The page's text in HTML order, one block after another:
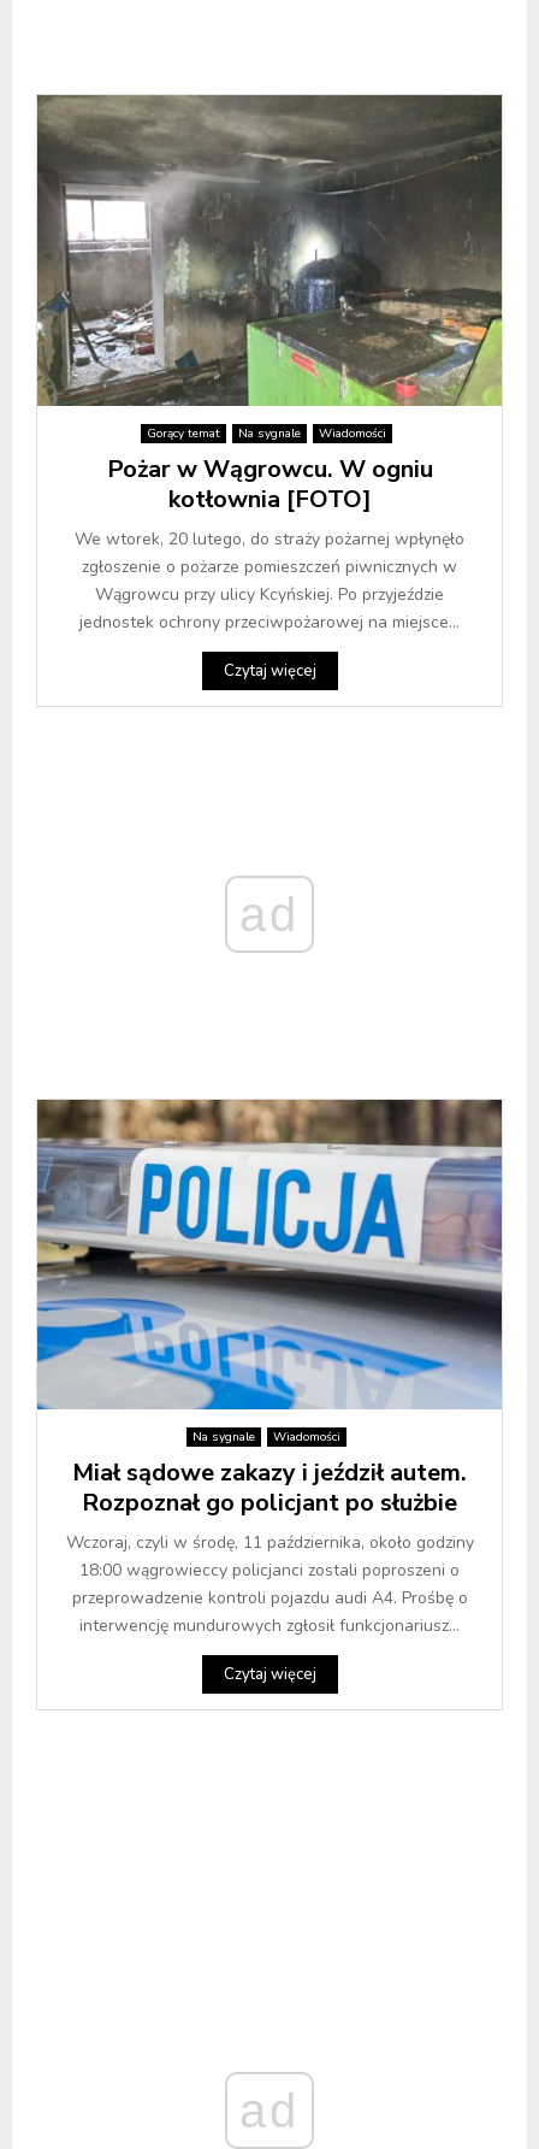
Gorący temat Na sygnale Wiadomości
Pożar w Wągrowcu. W ogniu
kotłownia [FOTO]
We wtorek, 20 lutego, do straży pożarnej wpłynęło
zgłoszenie o pożarze pomieszczeń piwnicznych w
Wągrowcu przy ulicy Kcyńskiej. Po przyjeździe
jednostek ochrony przeciwpożarowej na miejsce...
Czytaj więcej
ad
Na sygnale Wiadomości
Miał sądowe zakazy i jeździł autem.
Rozpoznał go policjant po służbie
Wczoraj, czyli w środę, 11 października, około godziny
18:00 wągrowieccy policjanci zostali poproszeni o
przeprowadzenie kontroli pojazdu audi A4. Prośbę o
interwencję mundurowych zgłosił funkcjonariusz...
Czytaj więcej
ad